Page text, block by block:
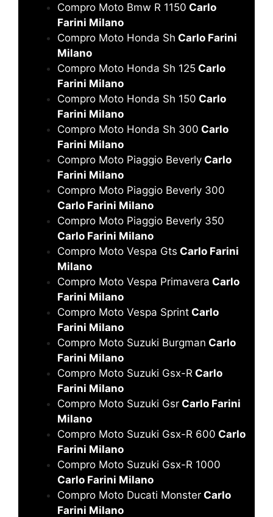
Compro Moto Bmw R 1150 Carlo
Farini Milano
Compro Moto Honda Sh Carlo Farini
Milano
Compro Moto Honda Sh 125 Carlo
Farini Milano
Compro Moto Honda Sh 150 Carlo
Farini Milano
Compro Moto Honda Sh 300 Carlo
Farini Milano
Compro Moto Piaggio Beverly Carlo
Farini Milano
Compro Moto Piaggio Beverly 300
Carlo Farini Milano
Compro Moto Piaggio Beverly 350
Carlo Farini Milano
Compro Moto Vespa Gts Carlo Farini
Milano
Compro Moto Vespa Primavera Carlo
Farini Milano
Compro Moto Vespa Sprint Carlo
Farini Milano
Compro Moto Suzuki Burgman Carlo
Farini Milano
Compro Moto Suzuki Gsx-R Carlo
Farini Milano
Compro Moto Suzuki Gsr Carlo Farini
Milano
Compro Moto Suzuki Gsx-R 600 Carlo
Farini Milano
Compro Moto Suzuki Gsx-R 1000
Carlo Farini Milano
Compro Moto Ducati Monster Carlo
Farini Milano